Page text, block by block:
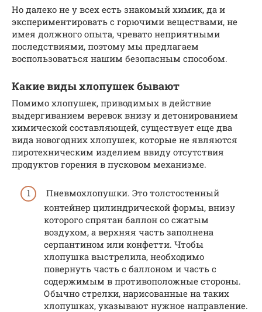
Но далеко не у всех есть знакомый химик, да и
экспериментировать с горючими веществами, не
имея должного опыта, чревато неприятными
последствиями, поэтому мы предлагаем
воспользоваться нашим безопасным способом.
Какие виды хлопушек бывают
Помимо хлопушек, приводимых в действие
выдергиванием веревок внизу и детонированием
химической составляющей, существует еще два
вида новогодних хлопушек, которые не являются
пиротехническим изделием ввиду отсутствия
продуктов горения в пусковом механизме.
Пневмохлопушки. Это толстостенный
контейнер цилиндрической формы, внизу
которого спрятан баллон со сжатым
воздухом, а верхняя часть заполнена
серпантином или конфетти. Чтобы
хлопушка выстрелила, необходимо
повернуть часть с баллоном и часть с
содержимым в противоположные стороны.
Обычно стрелки, нарисованные на таких
хлопушках, указывают нужное направление.